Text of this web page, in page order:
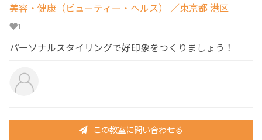
美容・健康（ビューティー・ヘルス） ／東京都 港区
1
パーソナルスタイリングで好印象をつくりましょう！
この教室に問い合わせる